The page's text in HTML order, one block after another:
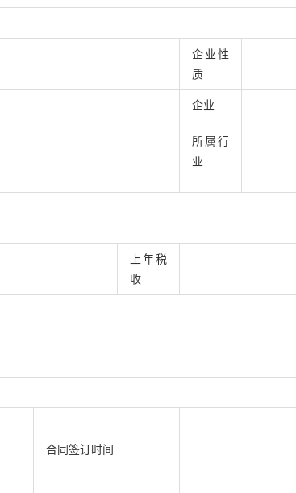
企业性
质
企业
所属行
业
上年税
收
合同签订时间